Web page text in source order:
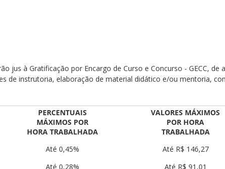
jus à Gratificação por Encargo de Curso e Concurso - GECC, de
de instrutoria, elaboração de material didático e/ou mentoria,
PERCENTUAIS
MÁXIMOS POR
HORA TRABALHADA
VALORES MÁXIMOS
POR HORA
TRABALHADA
Até 0,45%
Até R$ 146,27
Até 0,28%
Até R$ 91,01